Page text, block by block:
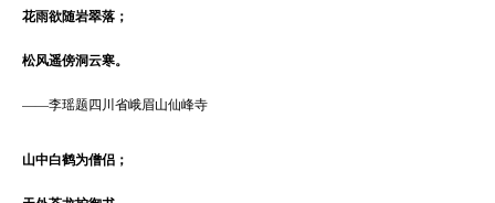
花雨欲随岩翠落；
松风遥傍洞云寒。
——李瑶题四川省峨眉山仙峰寺
山中白鹤为僧侣；